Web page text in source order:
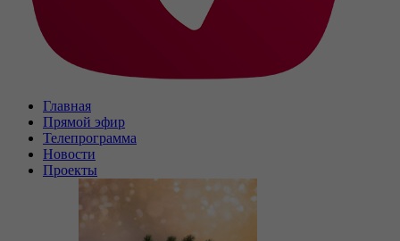
Главная
Прямой эфир
Телепрограмма
Новости
Проекты